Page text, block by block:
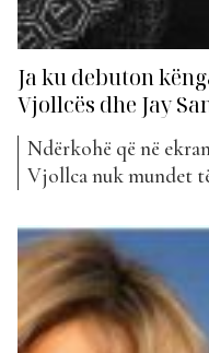
Ja ku debuton
Vjollcës dhe Jay
Ndërkohë që në
Vjollca nuk mundet
punon fort. Prej
bashkëpunimin e saj
publikua dhe ajo...